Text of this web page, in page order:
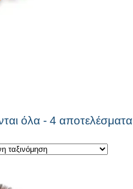
όλα - 4 αποτελέσματα